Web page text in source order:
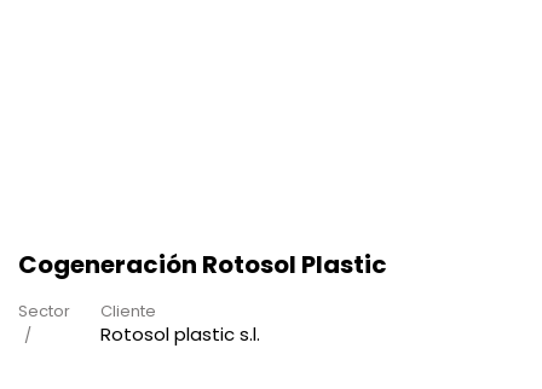
Cogeneración Rotosol Plastic
Sector Cliente
Rotosol plastic s.l.